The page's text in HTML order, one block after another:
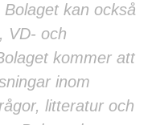
kan också
VD- och
kommer att
inom
litteratur och